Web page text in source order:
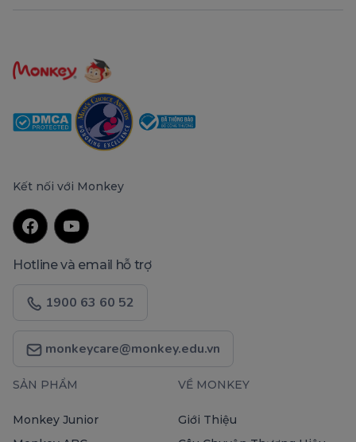
Kết nối với Monkey
Hotline và email hỗ trợ
1900 63 60 52
monkeycare@monkey.edu.vn
SẢN PHẨM
Monkey Junior
VỀ MONKEY
Giới Thiệu